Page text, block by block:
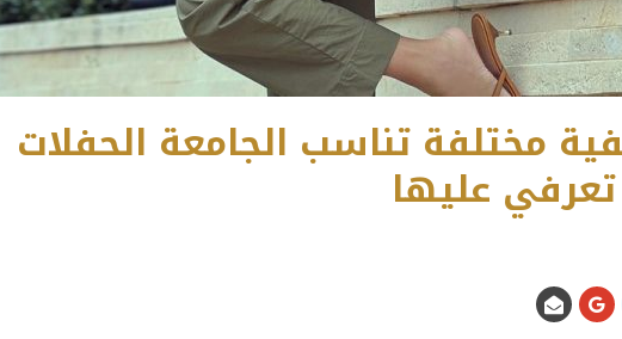
مختلفة تناسب الجامعة الحفلات
عليها